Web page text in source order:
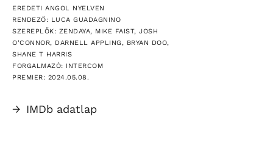
EREDETI ANGOL NYELVEN
RENDEZŐ: LUCA GUADAGNINO
SZEREPLŐK: ZENDAYA, MIKE FAIST, JOSH
O'CONNOR, DARNELL APPLING, BRYAN DOO,
SHANE T HARRIS
FORGALMAZÓ: INTERCOM
PREMIER: 2024.05.08.
→ IMDb adatlap